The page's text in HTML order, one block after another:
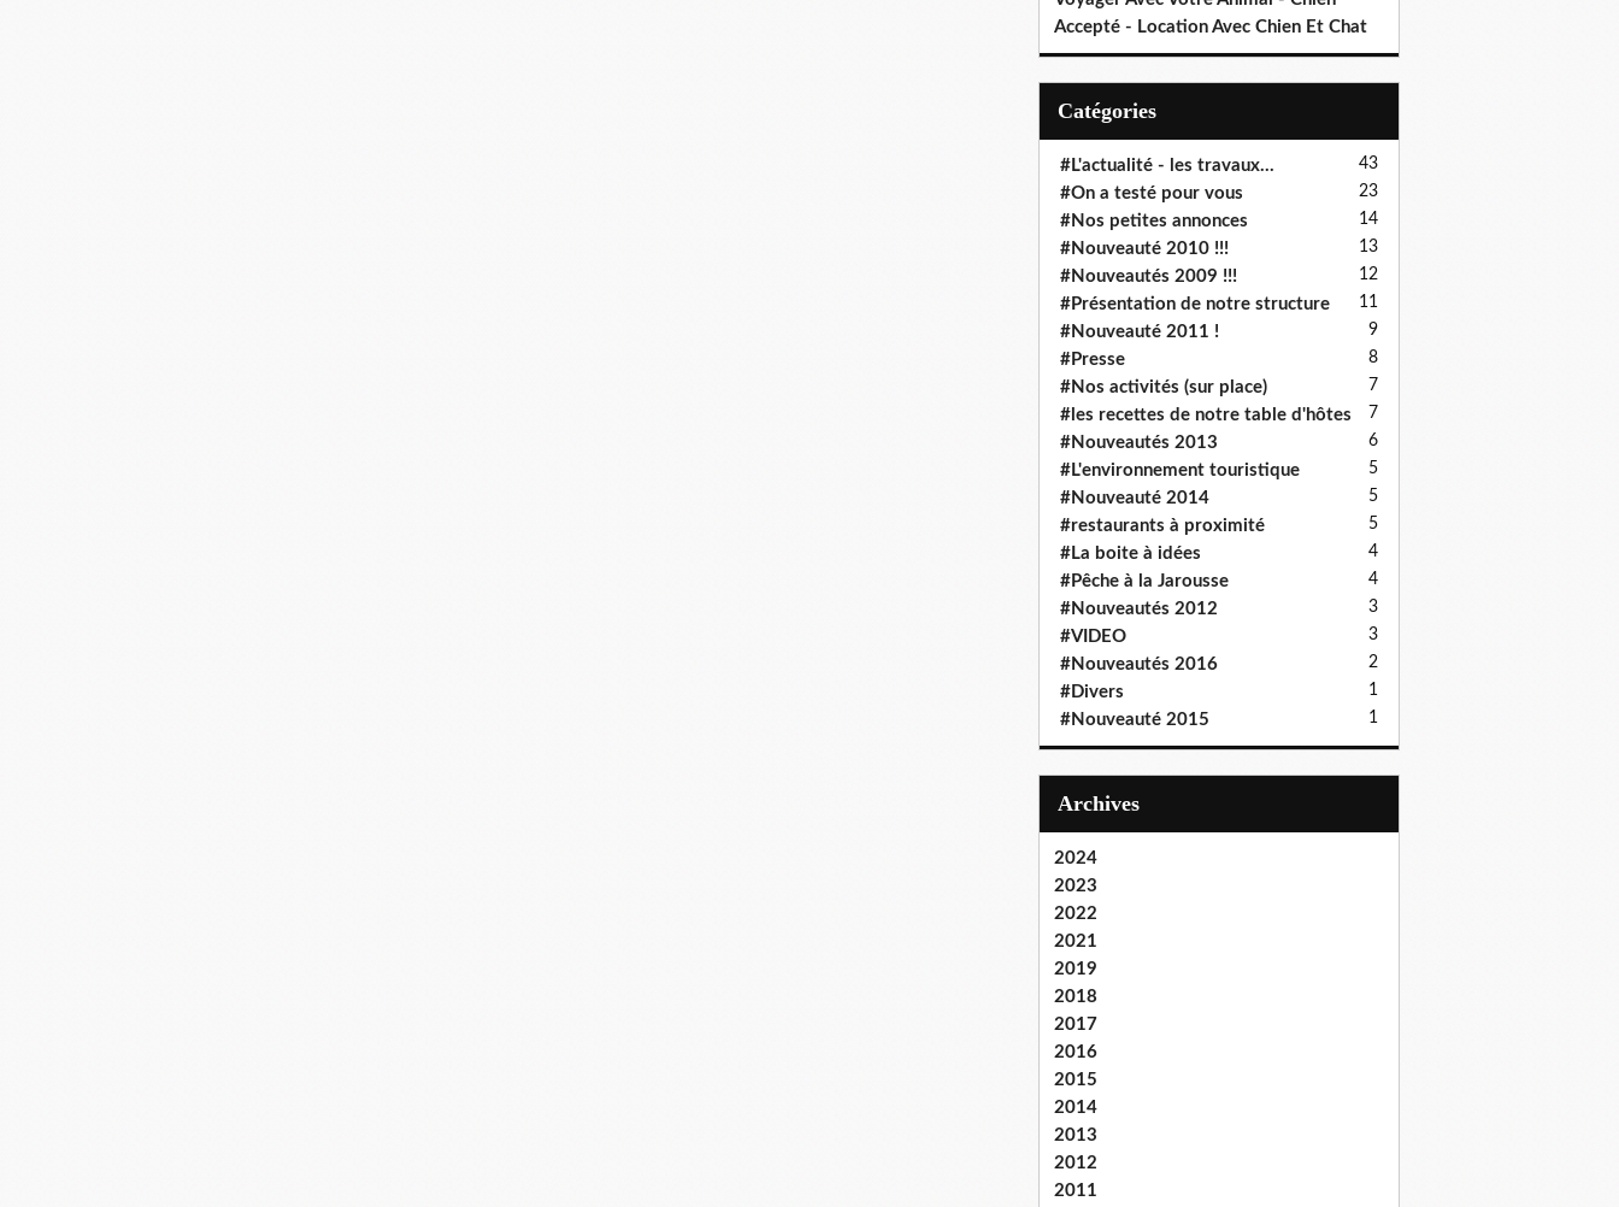
Accepté - Location Avec Chien Et Chat
Catégories
#L'actualité - les travaux... 43
#On a testé pour vous 23
#Nos petites annonces 14
#Nouveauté 2010 !!! 13
#Nouveautés 2009 !!! 12
#Présentation de notre structure 11
#Nouveauté 2011 ! 9
#Presse 8
#Nos activités (sur place) 7
#les recettes de notre table d'hôtes 7
#Nouveautés 2013 6
#L'environnement touristique 5
#Nouveauté 2014 5
#restaurants à proximité 5
#La boite à idées 4
#Pêche à la Jarousse 4
#Nouveautés 2012 3
#VIDEO 3
#Nouveautés 2016 2
#Divers 1
#Nouveauté 2015 1
Archives
2024
2023
2022
2021
2019
2018
2017
2016
2015
2014
2013
2012
2011